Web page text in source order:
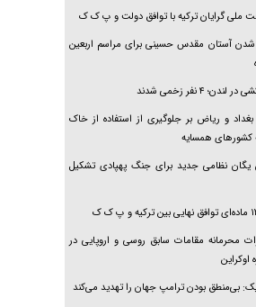
ملی گرایان ترکیه با توافق دولت و پ ک ک
شدن آستان مقدس حسینی برای مراسم اربعین
لندن؛ ۴ نفر زخمی شدند
بغداد و ریاض بر جلوگیری از استفاده از خاک
کشور‌های همسایه
یگان نظامی جدید برای جنگ پهپادی تشکیل
محرمانه مقامات سابق روسی و اروپایی در
اوکراین
بی‌منطق بودن ترامپ جهان را تهدید می‌کند